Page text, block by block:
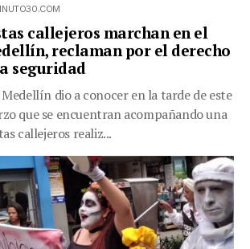
callejeros marchan en el
reclaman por el derecho
seguridad
dio a conocer en la tarde de este
que se encuentran acompañando una
callejeros realiz...